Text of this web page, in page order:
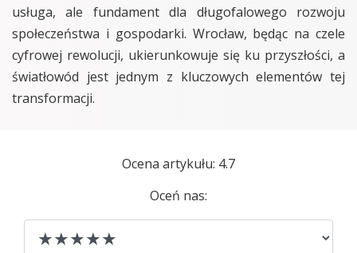
usługa, ale fundament dla długofalowego rozwoju
społeczeństwa i gospodarki. Wrocław, będąc na czele
cyfrowej rewolucji, ukierunkowuje się ku przyszłości, a
światłowód jest jednym z kluczowych elementów tej
transformacji.
Ocena artykułu: 4.7
Oceń nas: